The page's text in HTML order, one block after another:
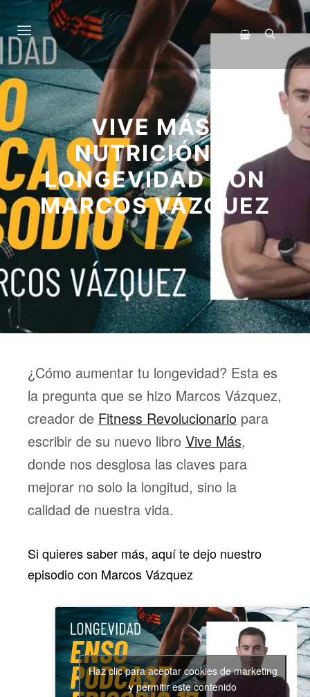
Barra lateral de
Buscar
Menú principal
VIVE MÁS:
NUTRICIÓN Y
LONGEVIDAD CON
MARCOS VÁZQUEZ
¿Cómo aumentar tu longevidad? Esta es
la pregunta que se hizo Marcos Vázquez,
creador de Fitness Revolucionario para
escribir de su nuevo libro Vive Más,
donde nos desglosa las claves para
mejorar no solo la longitud, sino la
calidad de nuestra vida.
Si quieres saber más, aquí te dejo nuestro
episodio con Marcos Vázquez
Haz clic para aceptar cookies de marketing
y permitir este contenido